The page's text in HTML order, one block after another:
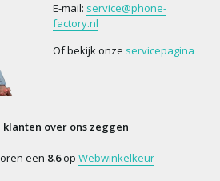
E-mail: service@phone-
factory.nl
Of bekijk onze servicepagina
klanten over ons zeggen
een 8.6op Webwinkelkeur